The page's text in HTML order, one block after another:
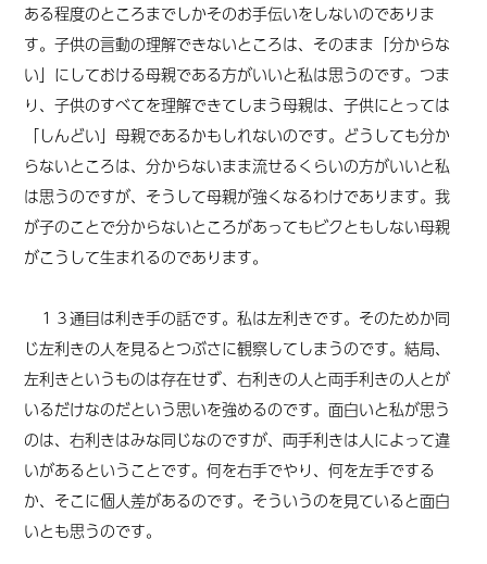
ある程度のところまでしかそのお手伝いをしないのでありま
す。子供の言動の理解できないところは、そのまま「分からな
い」にしておける母親である方がいいと私は思うのです。つま
り、子供のすべてを理解できてしまう母親は、子供にとっては
「しんどい」母親であるかもしれないのです。どうしても分か
らないところは、分からないまま流せるくらいの方がいいと私
は思うのですが、そうして母親が強くなるわけであります。我
が子のことで分からないところがあってもビクともしない母親
がこうして生まれるのであります。
１３通目は利き手の話です。私は左利きです。そのためか同
じ左利きの人を見るとつぶさに観察してしまうのです。結局、
左利きというものは存在せず、右利きの人と両手利きの人とが
いるだけなのだという思いを強めるのです。面白いと私が思う
のは、右利きはみな同じなのですが、両手利きは人によって違
いがあるということです。何を右手でやり、何を左手でする
か、そこに個人差があるのです。そういうのを見ていると面白
いとも思うのです。